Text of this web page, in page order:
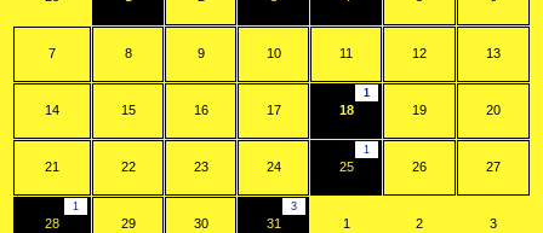
7 8 9 10 11 12 13
14 15 16 17
1
18 19 20
21 22 23 24
1
25 26 27
1
28 29 30
3
31 1 2 3